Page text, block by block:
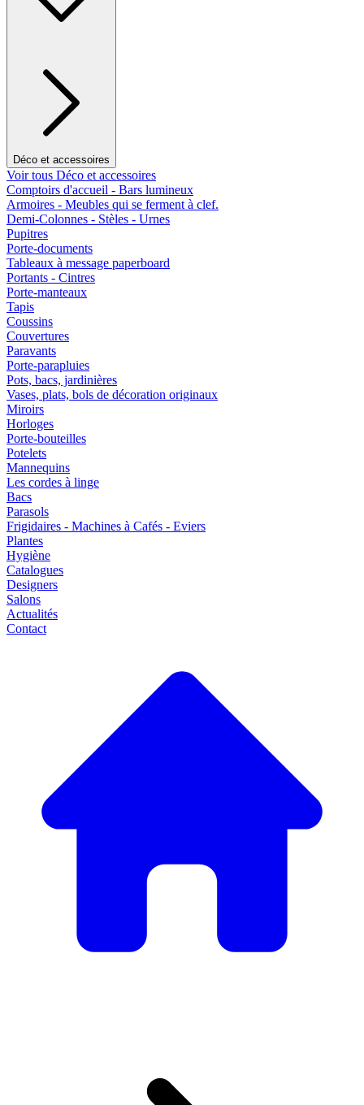
Déco et accessoires
Voir tous Déco et accessoires
Comptoirs d'accueil - Bars lumineux
Armoires - Meubles qui se ferment à clef.
Demi-Colonnes - Stèles - Urnes
Pupitres
Porte-documents
Tableaux à message paperboard
Portants - Cintres
Porte-manteaux
Tapis
Coussins
Couvertures
Paravants
Porte-parapluies
Pots, bacs, jardinières
Vases, plats, bols de décoration originaux
Miroirs
Horloges
Porte-bouteilles
Potelets
Mannequins
Les cordes à linge
Bacs
Parasols
Frigidaires - Machines à Cafés - Eviers
Plantes
Hygiène
Catalogues
Designers
Salons
Actualités
Contact